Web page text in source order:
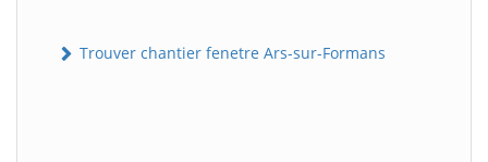
Trouver chantier fenetre Ars-sur-Formans